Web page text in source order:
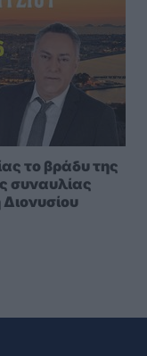
το βράδυ της
συναυλίας